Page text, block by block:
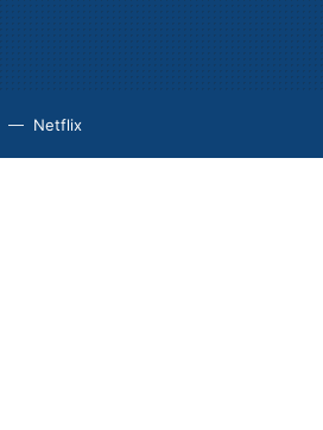
Netflix